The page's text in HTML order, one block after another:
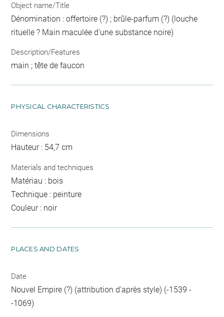
Object name/Title
Dénomination : offertoire (?) ; brûle-parfum (?) (louche
rituelle ? Main maculée d'une substance noire)
Description/Features
main ; tête de faucon
PHYSICAL CHARACTERISTICS
Dimensions
Hauteur : 54,7 cm
Materials and techniques
Matériau : bois
Technique : peinture
Couleur : noir
PLACES AND DATES
Date
Nouvel Empire (?) (attribution d'après style) (-1539 -
-1069)